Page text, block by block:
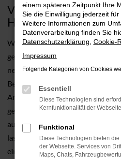
VW Touran – die sehr
Herzogenaurach
Wenn wir nach dem perfekten
gefragt werden, kann gut sein,
nennen. Davor steht jedoch ein
Beratungsgespräch, denn
Anforderungen an Mobilität in
genau kennen lernen. Im
auf Basis unserer Erfahrung
lassen Sie auf Wunsch gerne
einsteigen. Was für unser
einem späteren Zeitpunkt Ihre
Sie die Einwilligung jederzeit
Weitere Informationen zum
Datenverarbeitung finden Sie
Datenschutzerklärung Cookie-
Impressum
Folgende Kategorien von Cookies
Essentiell
Diese Technologien sind
Kernfunktionalität der
Funktional
Diese Technologien bieten
der Webseite. Services von
Maps, Chats,